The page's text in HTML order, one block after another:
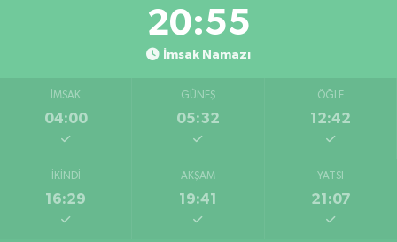
20:54
İmsak Namazı
İMSAK
04:00
GÜNEŞ
05:32
ÖĞLE
12:42
İKINDI
16:29
AKŞAM
19:41
YATSI
21:07